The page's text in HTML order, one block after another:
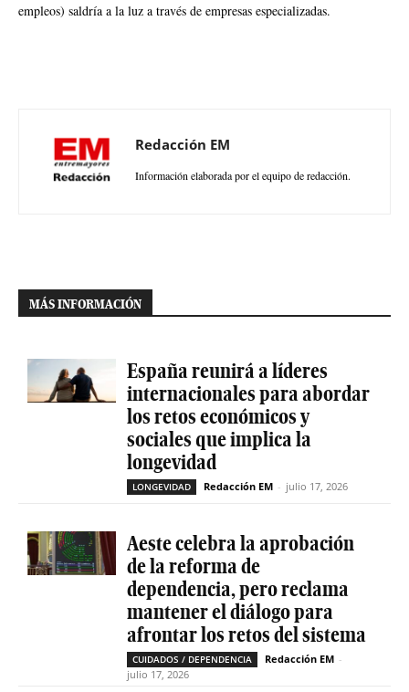
empleos) saldría a la luz a través de empresas especializadas.
Redacción EM
Información elaborada por el equipo de redacción.
MÁS INFORMACIÓN
España reunirá a líderes
internacionales para abordar
los retos económicos y
sociales que implica la
longevidad
LONGEVIDAD Redacción EM - julio 17, 2026
Aeste celebra la aprobación
de la reforma de
dependencia, pero reclama
mantener el diálogo para
afrontar los retos del sistema
CUIDADOS / DEPENDENCIA Redacción EM -
julio 17, 2026